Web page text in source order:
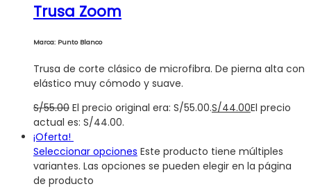
Trusa Zoom
Marca: Punto Blanco
Trusa de corte clásico de microfibra. De pierna alta con
elástico muy cómodo y suave.
S/55.00 El precio original era: S/55.00.S/44.00El precio
actual es: S/44.00.
¡Oferta!
Seleccionar opciones Este producto tiene múltiples
variantes. Las opciones se pueden elegir en la página
de producto